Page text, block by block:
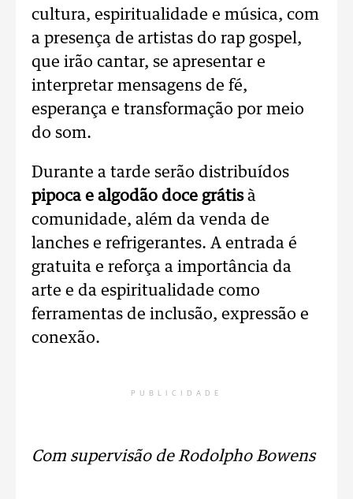
cultura, espiritualidade e música, com
a presença de artistas do rap gospel,
que irão cantar, se apresentar e
interpretar mensagens de fé,
esperança e transformação por meio
do som.
Durante a tarde serão distribuídos
pipoca e algodão doce grátisà
comunidade, além da venda de
lanches e refrigerantes. A entrada é
gratuita e reforça a importância da
arte e da espiritualidade como
ferramentas de inclusão, expressão e
conexão.
PUBLICIDADE
Com supervisão de Rodolpho Bowens